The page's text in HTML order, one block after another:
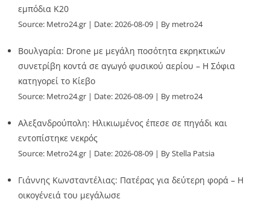
εμπόδια Κ20
Source: Metro24.gr Date: 2026-08-09 By metro24
Βουλγαρία: Drone με μεγάλη ποσότητα εκρηκτικών
συνετρίβη κοντά σε αγωγό φυσικού αερίου – Η Σόφια
κατηγορεί το Κίεβο
Source: Metro24.gr Date: 2026-08-09 By metro24
Αλεξανδρούπολη: Ηλικιωμένος έπεσε σε πηγάδι και
εντοπίστηκε νεκρός
Source: Metro24.gr Date: 2026-08-09 By Stella Patsia
Γιάννης Κωνσταντέλιας: Πατέρας για δεύτερη φορά – Η
οικογένειά του μεγάλωσε